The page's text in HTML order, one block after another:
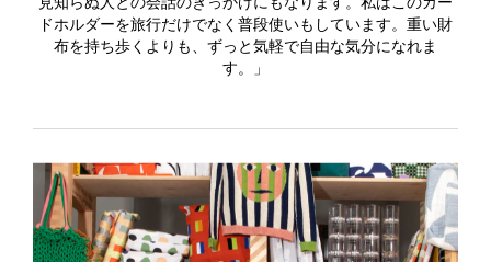
見知らぬ人との会話のきっかけにもなります。私はこのカー
ドホルダーを旅行だけでなく普段使いもしています。重い財
布を持ち歩くよりも、ずっと気軽で自由な気分になれま
す。」